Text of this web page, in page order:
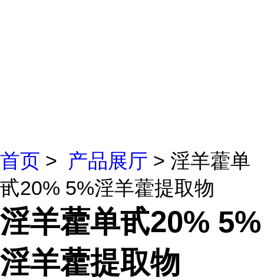
首页 > 产品展厅 > 淫羊藿单
甙20% 5%淫羊藿提取物
淫羊藿单甙20% 5%
淫羊藿提取物